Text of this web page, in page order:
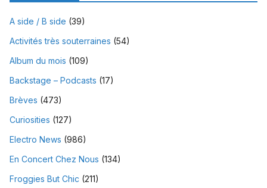
A side / B side (39)
Activités très souterraines (54)
Album du mois (109)
Backstage – Podcasts (17)
Brèves (473)
Curiosities (127)
Electro News (986)
En Concert Chez Nous (134)
Froggies But Chic (211)